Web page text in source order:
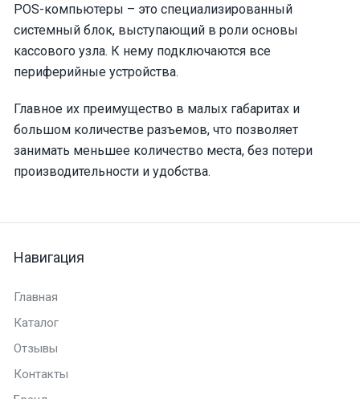
POS-компьютеры – это специализированный
системный блок, выступающий в роли основы
кассового узла. К нему подключаются все
периферийные устройства.
Главное их преимущество в малых габаритах и
большом количестве разъемов, что позволяет
занимать меньшее количество места, без потери
производительности и удобства.
Навигация
Главная
Каталог
Отзывы
Контакты